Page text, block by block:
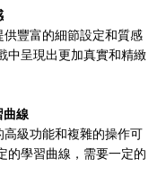
供豐富的細節設定和質感
中呈現出更加真實和精緻
曲線
高級功能和複雜的操作可
的學習曲線，需要一定的